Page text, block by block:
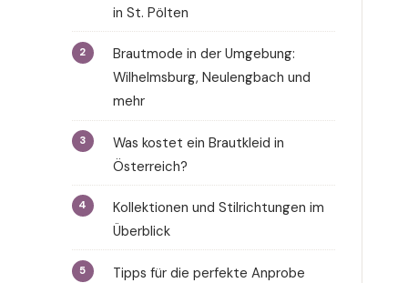
in St. Pölten
Brautmode in der Umgebung:
Wilhelmsburg, Neulengbach und
mehr
Was kostet ein Brautkleid in
Österreich?
Kollektionen und Stilrichtungen im
Überblick
Tipps für die perfekte Anprobe